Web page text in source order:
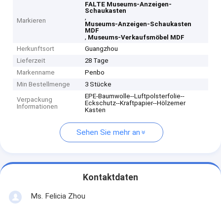
Markieren
FALTE Museums-Anzeigen-
Schaukasten
,
Museums-Anzeigen-Schaukasten
MDF
, Museums-Verkaufsmöbel MDF
Herkunftsort
Guangzhou
Lieferzeit
28 Tage
Markenname
Penbo
Min Bestellmenge
3 Stücke
Verpackung
Informationen
EPE-Baumwolle--Luftpolsterfolie--
Eckschutz--Kraftpapier--Hölzerner
Kasten
Sehen Sie mehr an
Kontaktdaten
Ms. Felicia Zhou